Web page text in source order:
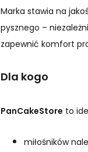
Marka stawia na
pysznego –
zapewnić komfort
Dla kogo
PanCakeStore to
miłośników